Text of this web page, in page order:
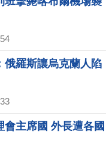
俄羅斯讓烏克蘭人陷
會主席國 外長遭各國